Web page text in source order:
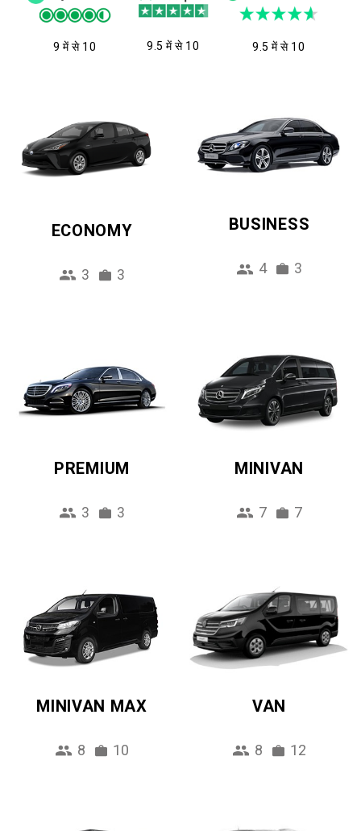
9 में से 10 9.5 में से 10 9.5 में से 10
ECONOMY
3 3
BUSINESS
4 3
PREMIUM
3 3
MINIVAN
7 7
MINIVAN MAX
8 10
VAN
8 12